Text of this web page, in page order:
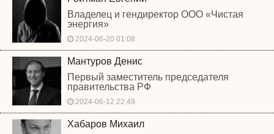
Владелец и гендиректор ООО «Чистая
энергия»
2024-06-20 01:08
Мантуров Денис
Первый заместитель председателя
правительства РФ
2024-06-12 22:49
Хабаров Михаил